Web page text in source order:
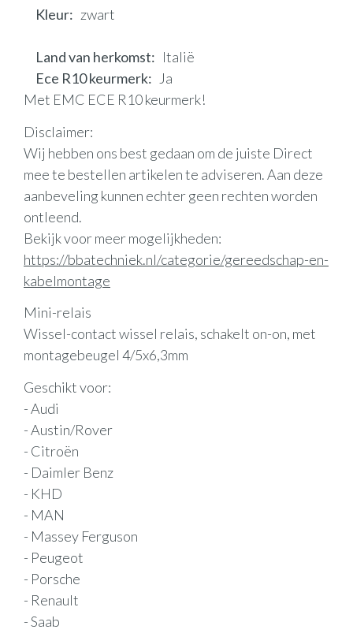
Kleur zwart
Land van herkomst
Italië
Ece R10 keurmerk
Ja
Met EMC ECE R10 keurmerk!
Disclaimer:
Wij hebben ons best gedaan om de juiste Direct
mee te bestellen artikelen te adviseren. Aan deze
aanbeveling kunnen echter geen rechten worden
ontleend.
Bekijk voor meer mogelijkheden:
https://bbatechniek.nl/categorie/gereedschap-en-
kabelmontage
Mini-relais
Wissel-contact wissel relais, schakelt on-on, met
montagebeugel 4/5x6,3mm
Geschikt voor:
- Audi
- Austin/Rover
- Citroën
- Daimler Benz
- KHD
- MAN
- Massey Ferguson
- Peugeot
- Porsche
- Renault
- Saab